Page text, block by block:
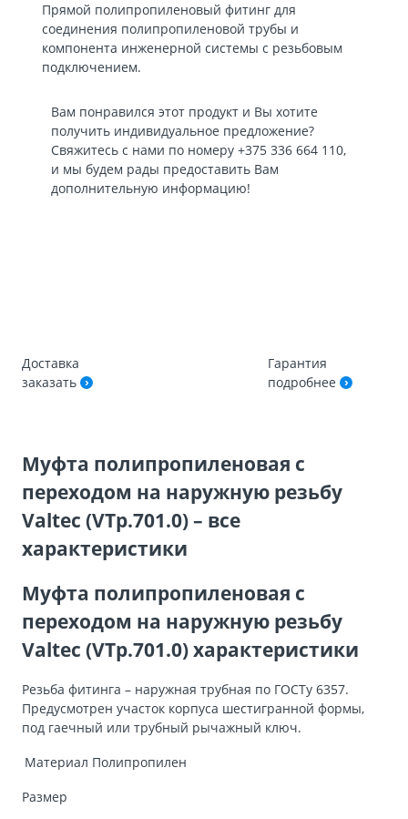
Прямой полипропиленовый фитинг для
соединения полипропиленовой трубы и
компонента инженерной системы с резьбовым
подключением.
Вам понравился этот продукт и Вы хотите
получить индивидуальное предложение?
Свяжитесь с нами по номеру +375 336 664 110,
и мы будем рады предоставить Вам
дополнительную информацию!
Доставка
заказать
Гарантия
подробнее
Муфта полипропиленовая с
переходом на наружную резьбу
Valtec (VTp.701.0) – все
характеристики
Муфта полипропиленовая с
переходом на наружную резьбу
Valtec (VTp.701.0) характеристики
Резьба фитинга – наружная трубная по ГОСТу 6357.
Предусмотрен участок корпуса шестигранной формы,
под гаечный или трубный рычажный ключ.
Материал Полипропилен
Размер